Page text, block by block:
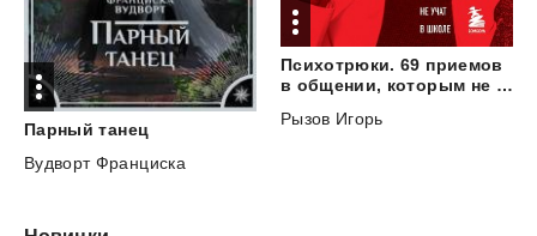
Парный танец
Вудворт Франциска
Психотрюки. 69 приемов
в общении, которым не учат в школе
Рызов Игорь